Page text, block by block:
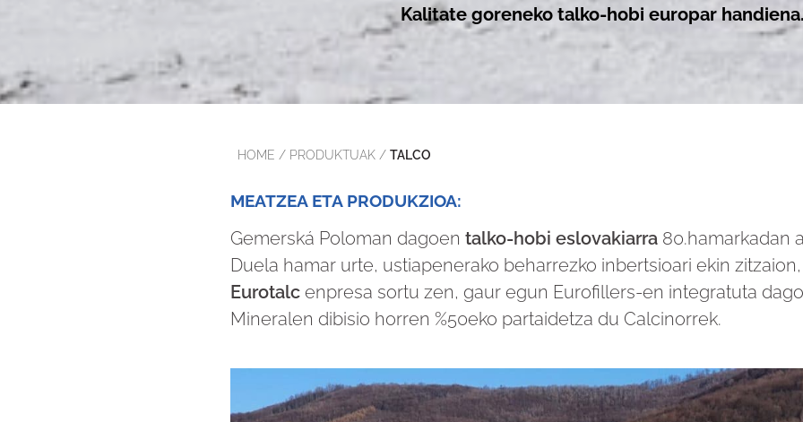
Kalitate goreneko talko-hobi europar
HOME / PRODUKTUAK/ TALCO
MEATZEA ETA PRODUKZIOA:
Gemerská Poloman dagoentalko-hobi eslovakiarra 80.hamarkadan
Duela hamar urte, ustiapenerako beharrezko inbertsioari ekin
Eurotalc enpresa sortu zen, gaur egun Eurofillers-en integratuta
Mineralen dibisio horren %50eko partaidetza du Calcinorrek.